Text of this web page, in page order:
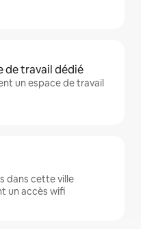
de travail dédié
un espace de travail
dans cette ville
un accès wifi